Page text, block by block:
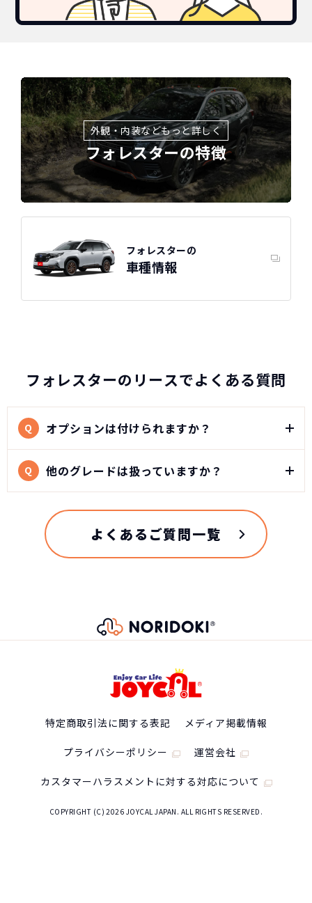
総支払い金額を比べれば一目
瞭然！
圧倒的な安さがお分かりいた
だけます。
自動車ローン
471万円
スバル フォレスター
総支払金額の差
135 万円
1,346,400
頭金・ボーナス払い・車検が不要！
月額以外は一切不要の定額料
金
130,900
3年（36回）・実質年率 5.0%
所有の方がリスクがいっぱい！
3年ごとに新車に乗換えるカ
ーライフ
※車種により契約年数は異なります
自動車ローンで所有した場合
NORIDOKIが提案するカーライフ
おクルマの乗換えは、多額の費用が発生するため、短
期でカンタンに乗換えるのが難しくなります。
たとえ、数年で飽きてしまっても、故障が多発するま
NORIDOKIの提案するカーライフは３年毎に新車に乗
り換え続けるというもの。3年毎に好きな新車を選んで
がありません。また、6年乗るつもりで買ったのに、転
外観・内装などもっと詳しく
フォレスターの特徴
フォレスターの
車種情報
スバル フォレスターの
スペック
SPORT EX
車両重量
1,640kg
225/55R18
駆動方式
AWD
エンジン形式
CB18
フォレスターのリースでよくある質問
Q オプションは付けられますか？
Q 他のグレードは扱っていますか？
よくあるご質問一覧
特定商取引法に関する表記 メディア掲載情報
プライバシーポリシー 運営会社
カスタマーハラスメントに対する対応について
COPYRIGHT (C) 2026 JOYCAL JAPAN. ALL RIGHTS RESERVED.